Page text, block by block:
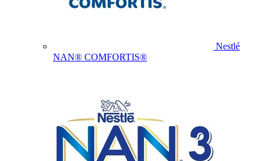
Nestlé
NAN® COMFORTIS®